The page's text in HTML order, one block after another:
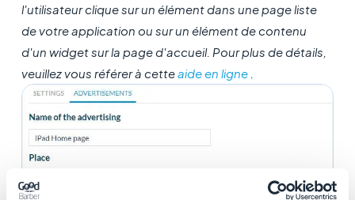
l'utilisateur clique sur un élément dans une page liste
de votre application ou sur un élément de contenu
d'un widget sur la page d'accueil. Pour plus de détails,
veuillez vous référer à cetteaide en ligne.